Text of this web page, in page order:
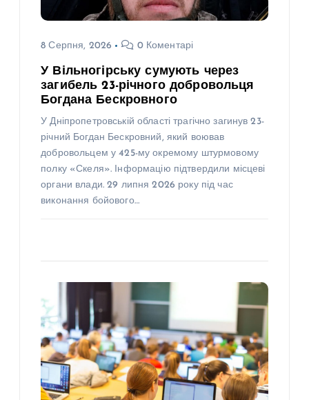
8 Серпня, 2026 0 Коментарі
У Вільногірську сумують через
загибель 23-річного добровольця
Богдана Бескровного
У Дніпропетровській області трагічно загинув 23-
річний Богдан Бескровний, який воював
добровольцем у 425-му окремому штурмовому
полку «Скеля». Інформацію підтвердили місцеві
органи влади. 29 липня 2026 року під час
виконання бойового…